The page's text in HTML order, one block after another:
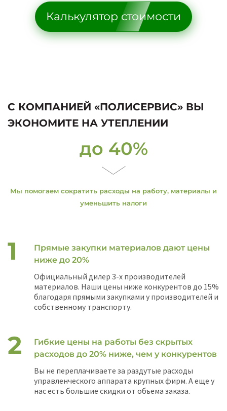
Калькулятор стоимости
С КОМПАНИЕЙ «ПОЛИСЕРВИС» ВЫ
ЭКОНОМИТЕ НА УТЕПЛЕНИИ
до 40%
Мы помогаем сократить расходы на работу, материалы и
уменьшить налоги
Прямые закупки материалов дают цены
ниже до 20%
Официальный дилер 3-х производителей
материалов. Наши цены ниже конкурентов до 15%
благодаря прямыми закупками у производителей и
собственному транспорту.
Гибкие цены на работы без скрытых
расходов до 20% ниже, чем у конкурентов
Вы не переплачиваете за раздутые расходы
управленческого аппарата крупных фирм. А еще у
нас есть большие скидки от объема заказа.